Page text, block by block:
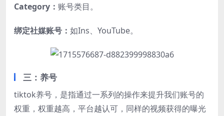
Category： 账号类目。
绑定社媒账号： 如Ins、YouTube。
三：养号
tiktok养号，是指通过一系列的操作来提升我们账号的
权重，权重越高，平台越认可，同样的视频获得的曝光